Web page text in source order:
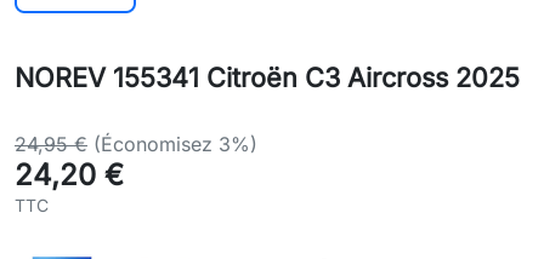
NOREV 155341 Citroën C3 Aircross 2025
24,95 € (Économisez 3%)
24,20 €
TTC